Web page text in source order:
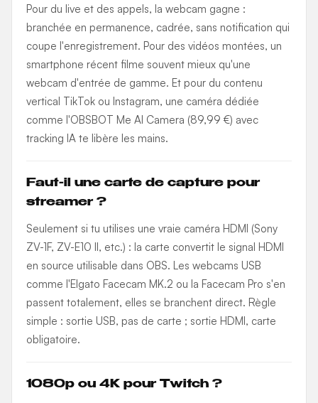
Pour du live et des appels, la webcam gagne :
branchée en permanence, cadrée, sans notification qui
coupe l'enregistrement. Pour des vidéos montées, un
smartphone récent filme souvent mieux qu'une
webcam d'entrée de gamme. Et pour du contenu
vertical TikTok ou Instagram, une caméra dédiée
comme l'OBSBOT Me AI Camera (89,99 €) avec
tracking IA te libère les mains.
Faut-il une carte de capture pour
streamer ?
Seulement si tu utilises une vraie caméra HDMI (Sony
ZV-1F, ZV-E10 II, etc.) : la carte convertit le signal HDMI
en source utilisable dans OBS. Les webcams USB
comme l'Elgato Facecam MK.2 ou la Facecam Pro s'en
passent totalement, elles se branchent direct. Règle
simple : sortie USB, pas de carte ; sortie HDMI, carte
obligatoire.
1080p ou 4K pour Twitch ?